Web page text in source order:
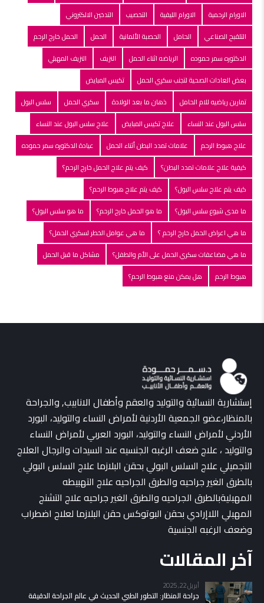
الاورام الرحمية
الاورام الليفية التخصيب
التدخين الالكتروني
التلقبح الصناعي
الحامل الحصبة الألمانية الحمل
الحمل خارج الرحم
الدكتوره سمر حموده
الرياضه اثناء الحمل النزيف
النزيف المهبلي
بعض العادات الصحية لتجنب سكري الحمل
تكيس المبايض
تمارين رياضيه للام الحامل
ذهان ما بعد الولادة سكري الحمل
سلس البول
سلس البول عند النساء
علاج تكيس المبايض
علاج سلس البول عند النساء
علاج هبوط الرحم
علامات تمدد البطن أثناء الحمل
عيادة الدكتوره سمر حموده
كيفية علاج علامات تمدد البطن؟
كيف يتم علاج الحمل خارج الرحم؟
كيف يتم علاج سلس البول؟
كيف يتم علاج هبوط الرحم؟
ما مدى شيوع سلس البول؟
ما هو الحمل خارج الرحم؟
ما هو سلس البول؟
ما هي اعراض الحمل خارج الرحم ؟
ما هي عوامل الخطر لسكري الحمل؟
ما هي مضاعفات سكري الحمل على الأم والطفل؟
مشاكل ما قبل الحمل
هبوط الرحم
هل يمكن منع هبوط الرحم؟
إستشارية النسائية والتوليد والعقم وأطفال الانابيب, والجراحة
بالمنظار،عضو الجمعية الأردنية لأمراض النساء والتوليد، البورد
الأردني لأمراض النساء والتوليد، البورد العربي لأمراض النساء
والتوليد ، علاج ضعف الرغبه الجنسيه عند السيدات والرجال العلاج
التجميلي علاج السلس البولي بحقن البلازما علاج السلس البولي
بالطرق الغير جراحيه والطرق الجراحيه علاج التهبيطه
المهبليةبالطرق الجراحيه والطرق الغير جراحيه علاج التشنج
المهبلي اللاإرادي بحقن البوتوكس حقن البلازما لعلاج اضطراب
وضعف الرغبه الجنسية
آخر المقالات
أبريل 22, 2025
جراحة المنظار: التطور الطبي الحديث في عالم الجراحة الدقيقة